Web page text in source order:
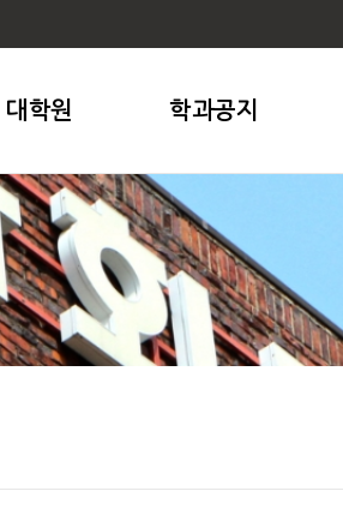
대학원 학과공지